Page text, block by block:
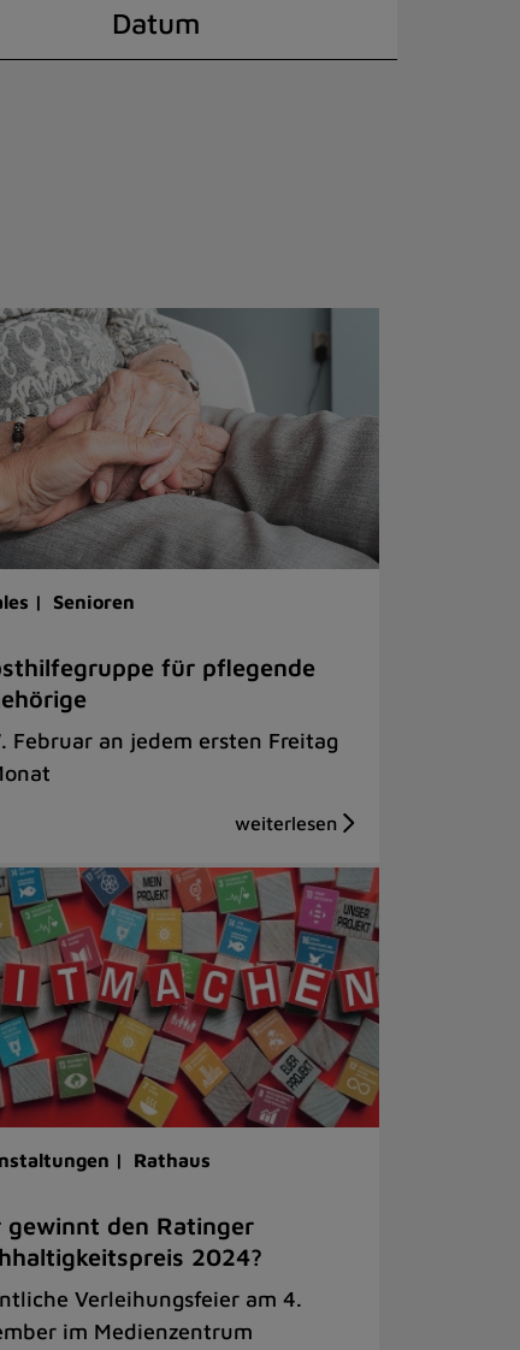
Datum
| Senioren
für pflegende
Februar an jedem ersten Freitag
| Rathaus
gewinnt den Ratinger
2024?
Verleihungsfeier am 4.
im Medienzentrum